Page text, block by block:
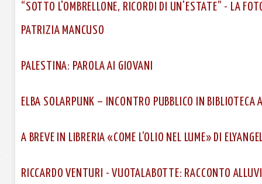
“SOTTO L'OMBRELLONE, RICORDI DI UN'ESTATE” - LA
PATRIZIA MANCUSO
PALESTINA: PAROLA AI GIOVANI
ELBA SOLARPUNK – INCONTRO PUBBLICO IN BIBLIOTECA
A BREVE IN LIBRERIA «COME L’OLIO NEL LUME» DI
RICCARDO VENTURI - VUOTALABOTTE: RACCONTO